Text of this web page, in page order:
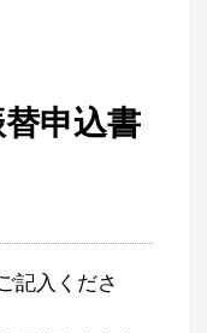
申込書
記入くださ